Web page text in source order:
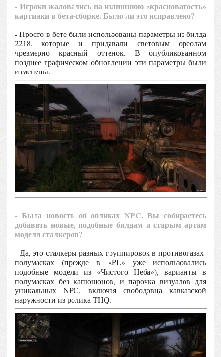
- Игроки жаловались на излишнюю «красноватость»
картинки в бета-сборке. Было ли это исправлено?
- Просто в бете были использованы параметры из билда
2218, которые и придавали световым ореолам
чрезмерно красный оттенок. В опубликованном
позднее графическом обновлении эти параметры были
изменены.
- Была новость об обликах NPC. Вы собираетесь
добавить новые, подобные билдам и старым артам
модели сталкеров?
- Да, это сталкеры разных группировок в противогазах-
полумасках (прежде в «PL» уже использовались
подобные модели из «Чистого Неба»), варианты в
полумасках без капюшонов, и парочка визуалов для
уникальных NPC, включая свободовца кавказской
наружности из ролика THQ.